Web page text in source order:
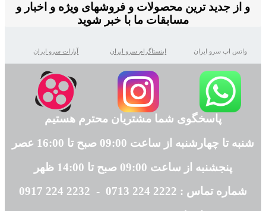
و از جدید ترین محصولات و فروشهای ویژه و اخبار و
مسابقات ما با خبر شوید
واتس اپ سرو ایران اینستاگرام سرو ایران آپارات سرو ایران
پاسخگوی شما مشتریان محترم هستیم
شنبه تا چهارشنبه از ساعت 09:00 صبح تا 16:00 عصر
پنجشنبه از ساعت 09:00 صبح تا 14:00 ظهر
شماره تماس : 2222 224 0713 - 2232 224 0917